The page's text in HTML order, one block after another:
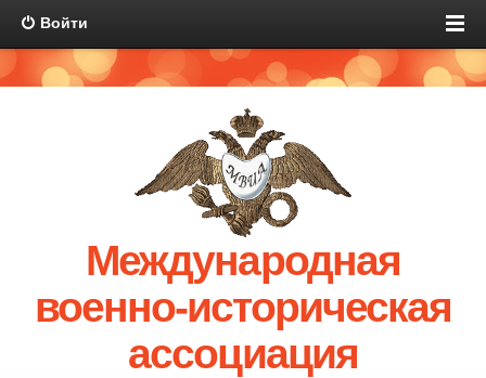
Войти
Международная
военно-историческая
ассоциация